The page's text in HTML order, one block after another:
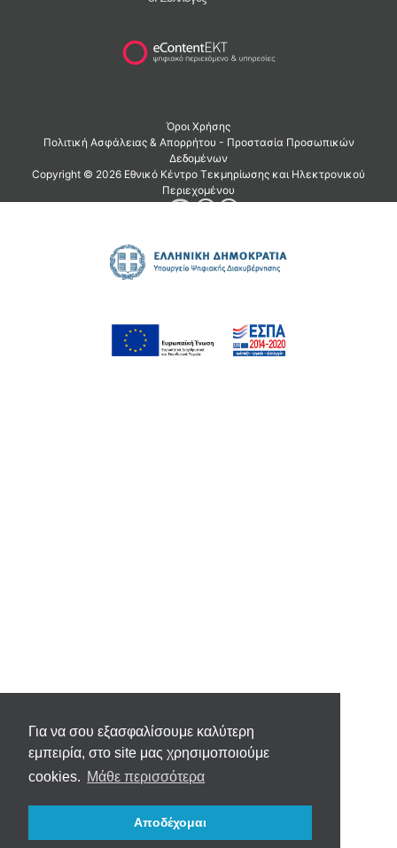
Για να σου εξασφαλίσουμε καλύτερη
εμπειρία, στο site μας χρησιμοποιούμε
cookies. Μάθε περισσότερα
Αποδέχομαι